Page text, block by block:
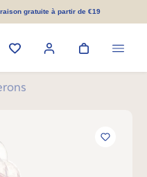
gratuite à partir de €19